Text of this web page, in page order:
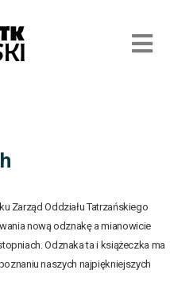
Zarząd Oddziału Tatrzańskiego
nową odznakę a mianowicie
Odznaka ta i książeczka ma
naszych najpiękniejszych